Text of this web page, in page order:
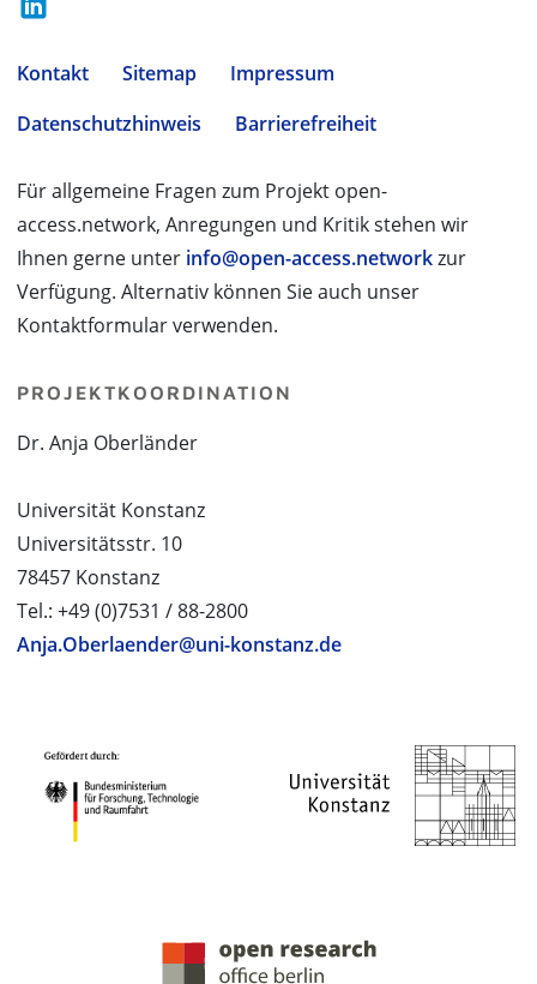
Kontakt Sitemap
Impressum
Datenschutzhinweis
Barrierefreiheit
Für allgemeine Fragen zum Projekt open-
access.network, Anregungen und Kritik stehen wir
Ihnen gerne unter info@open-access.networkzur
Verfügung. Alternativ können Sie auch unser
Kontaktformular verwenden.
PROJEKTKOORDINATION
Dr. Anja Oberländer
Universität Konstanz
Universitätsstr. 10
78457 Konstanz
Tel.: +49 (0)7531 / 88-2800
Anja.Oberlaender@uni-konstanz.de